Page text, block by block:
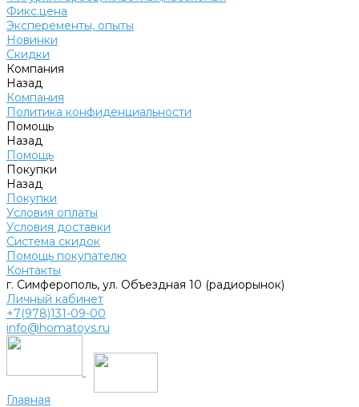
Фикс.цена
Эксперементы, опыты
Новинки
Скидки
Компания
Назад
Компания
Политика конфиденциальности
Помощь
Назад
Помощь
Покупки
Назад
Покупки
Условия оплаты
Условия доставки
Система скидок
Помощь покупателю
Контакты
г. Симферополь, ул. Объездная 10 (радиорынок)
Личный кабинет
+7(978)131-09-00
info@homatoys.ru
Главная